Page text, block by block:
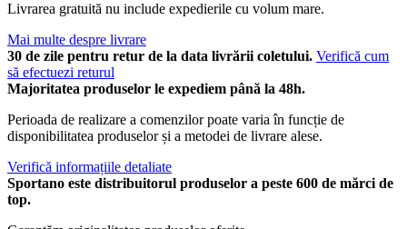
Livrarea gratuită nu include expedierile cu volum mare.
Mai multe despre livrare
30 de zile pentru retur de la data livrării coletului. Verifică cum
să efectuezi returul
Majoritatea produselor le expediem până la 48h.
Perioada de realizare a comenzilor poate varia în funcție de
disponibilitatea produselor și a metodei de livrare alese.
Verifică informațiile detaliate
Sportano este distribuitorul produselor a peste 600 de mărci de
top.